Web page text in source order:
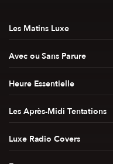
Les Matins Luxe
Avec ou Sans Parure
Heure Essentielle
Les Après-Midi Tentations
Luxe Radio Covers